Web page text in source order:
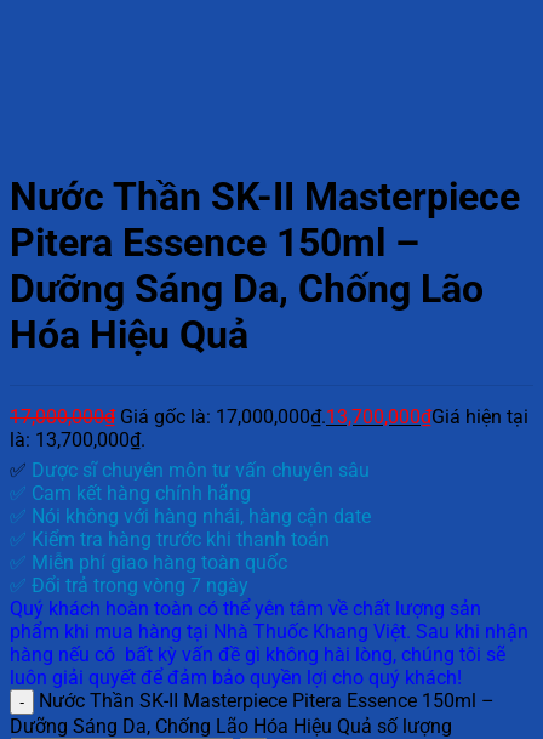
Nước Thần SK-II Masterpiece
Pitera Essence 150ml –
Dưỡng Sáng Da, Chống Lão
Hóa Hiệu Quả
17,000,000₫ Giá gốc là: 17,000,000₫.13,700,000₫Giá hiện tại
là: 13,700,000₫.
✅ Dược sĩ chuyên môn tư vấn chuyên sâu
✅ Cam kết hàng chính hãng
✅ Nói không với hàng nhái, hàng cận date
✅ Kiểm tra hàng trước khi thanh toán
✅ Miễn phí giao hàng toàn quốc
✅ Đổi trả trong vòng 7 ngày
Quý khách hoàn toàn có thể yên tâm về chất lượng sản
phẩm khi mua hàng tại Nhà Thuốc Khang Việt. Sau khi nhận
hàng nếu có bất kỳ vấn đề gì không hài lòng, chúng tôi sẽ
luôn giải quyết để đảm bảo quyền lợi cho quý khách!
Nước Thần SK-II Masterpiece Pitera Essence 150ml –
Dưỡng Sáng Da, Chống Lão Hóa Hiệu Quả số lượng